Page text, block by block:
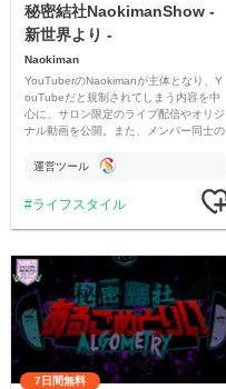
秘密結社NaokimanShow -
新世界より -
Naokiman
YouTuberのNaokimanが主体となり、Y
ouTubeだと規制されてしまう内容を中
心に、サロン限定のライブ配信やオリジ
ナル動画を公開。また、メンバー同士の
ただいています。
運営ツール
ライフスタイル
7日間無料